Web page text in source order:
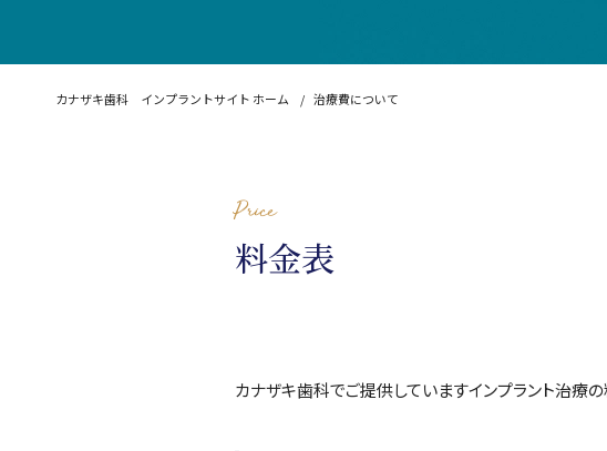
カナザキ歯科 インプラントサイト ホーム 治療費について
Price
料金表
カナザキ歯科でご提供していますインプラント治療